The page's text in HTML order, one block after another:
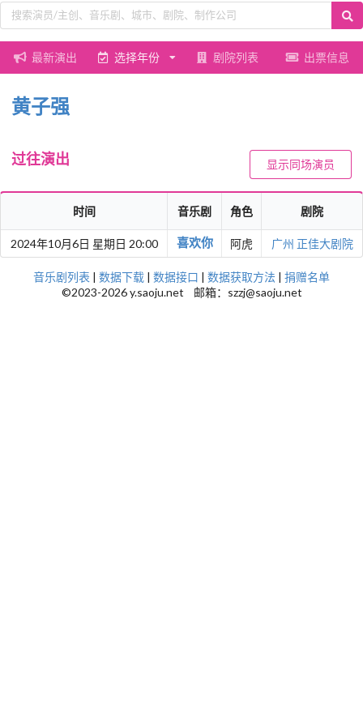
最新演出 选择年份 剧院列表 出票信息
黄子强
过往演出 显示同场演员
时间 音乐剧 角色 剧院
2024年10月6日 星期日 20:00 喜欢你 阿虎 广州 正佳大剧院
音乐剧列表 | 数据下载 | 数据接口 | 数据获取方法 | 捐赠名单
©2023-2026 y.saoju.net 邮箱：szzj@saoju.net